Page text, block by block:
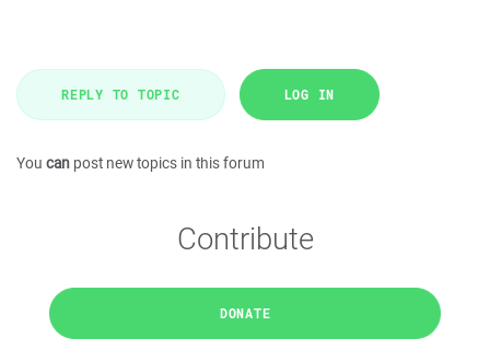
REPLY TO TOPIC LOG IN
You can post new topics in this forum
Contribute
DONATE